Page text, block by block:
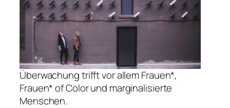
Überwachung trifft vor allem Frauen*,
Frauen* of Color und marginalisierte
Menschen.